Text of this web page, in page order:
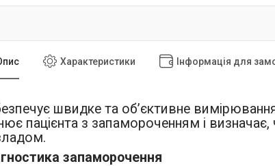
Характеристики Інформація для
швидке та об’єктивне
пацієнта з запамороченням і
запаморочення